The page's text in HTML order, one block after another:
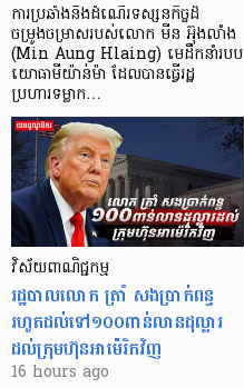
ការប្រឆាំងនឹងដំណើរទស្សនកិច្ចដ៏
ចម្រូងចម្រាសរបស់លោក មីន អ៊ុងលាំង
(Min Aung Hlaing) មេដឹកនាំរបប
យោធាមីយ៉ាន់ម៉ា ដែលបានធ្វើរដ្ឋ
ប្រហារទម្លាក…
វិស័យ​ពាណិជ្ជកម្ម
រដ្ឋបាលលោក ត្រាំ សងប្រាក់ពន្ធ
រហូតដល់ទៅ១០០ពាន់លានដុល្លារ
ដល់ក្រុមហ៊ុនអាម៉េរិកវិញ
16 hours ago